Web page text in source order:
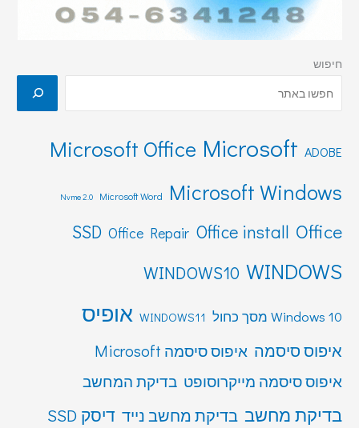
חיפוש
ADOBE
Microsoft
Microsoft Office
Microsoft Windows
Microsoft Word
Nvme 2.0
Office
Office install
Office Repair
SSD
WINDOWS
WINDOWS10
Windows 10 מסך כחול WINDOWS11 אופיס
איפוס סיסמה איפוס סיסמה Microsoft
איפוס סיסמה מייקרוסופט בדיקת המחשב
בדיקת מחשב בדיקת מחשב נייד דיסק SSD